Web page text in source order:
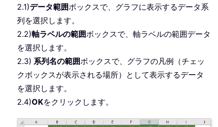
2.1)データ範囲ボックスで、グラフに表示するデータ系
列を選択します。
2.2)軸ラベルの範囲ボックスで、軸ラベルの範囲データ
を選択します。
2.3) 系列名の範囲ボックスで、グラフの凡例（チェッ
クボックスが表示される場所）として表示するデータ
を選択します。
2.4)OKをクリックします。